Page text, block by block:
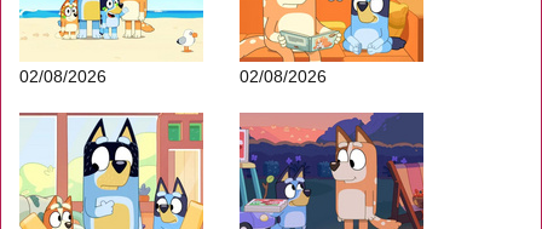
02/08/2026 02/08/2026